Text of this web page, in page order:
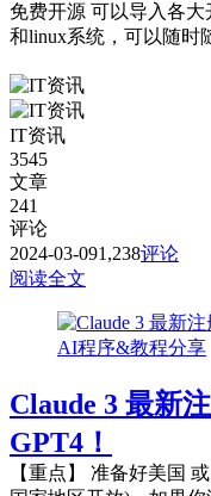
免费开源 可以导入各大
和linux系统，可以随时
IT资讯
3545
文章
241
评论
2024-03-091,238评论
阅读全文
AI程序&教程分享
Claude 3 最新
GPT4！
【重点】 准备好美国